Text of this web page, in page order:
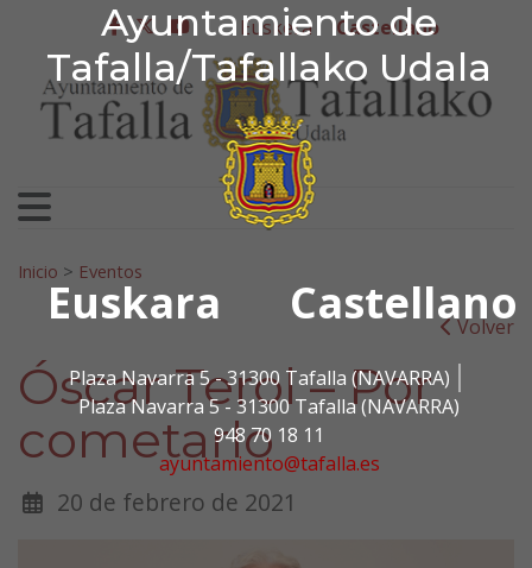
Ayuntamiento de
Tafalla/Tafallako Udala
Euskara Castellano
Plaza Navarra 5 - 31300 Tafalla (NAVARRA)
Plaza Navarra 5 - 31300 Tafalla (NAVARRA)
948 70 18 11
ayuntamiento@tafalla.es
Ir al contenido
Ayuntamiento de
facebook
twitter
youtube
Euskera Castellano
Search for:
Inicio > Eventos
Volver
Óscar Terol – Por
cometarlo
20 de febrero de 2021